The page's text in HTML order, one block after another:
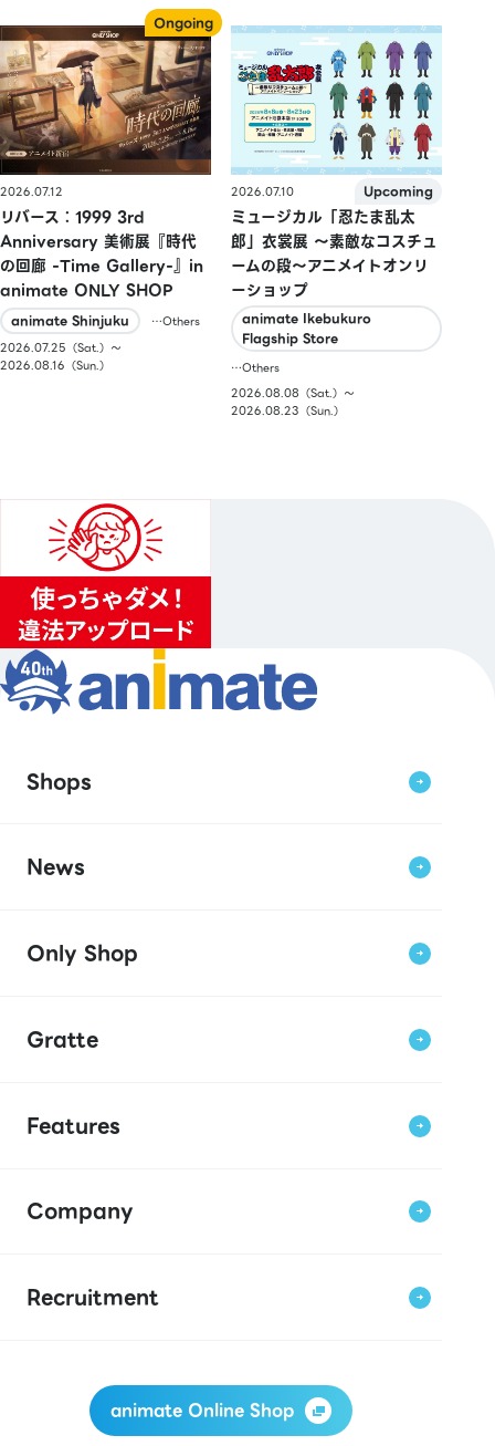
2026.07.12
リバース：1999 3rd
Anniversary 美術展『時代
の回廊 -Time Gallery-』in
animate ONLY SHOP
animate Shinjuku
…Others
2026.07.25（Sat.）〜
2026.08.16（Sun.）
2026.07.10
ミュージカル「忍たま乱太
郎」衣裳展 ～素敵なコスチュ
ームの段～アニメイトオンリ
ーショップ
animate Ikebukuro
Flagship Store
…Others
2026.08.08（Sat.）〜
2026.08.23（Sun.）
Shops
News
Only Shop
Gratte
Features
Company
Recruitment
animate Online Shop